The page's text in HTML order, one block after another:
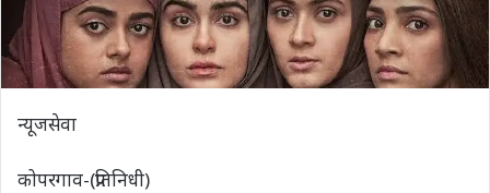
न्यूजसेवा
कोपरगाव-(प्रतिनिधी)